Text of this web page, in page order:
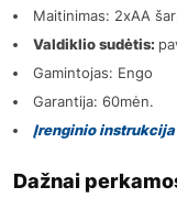
Maitinimas: 2xAA
Valdiklio sudėtis:
Gamintojas: Engo
Garantija: 60mėn.
Įrenginio instrukcija
Dažnai